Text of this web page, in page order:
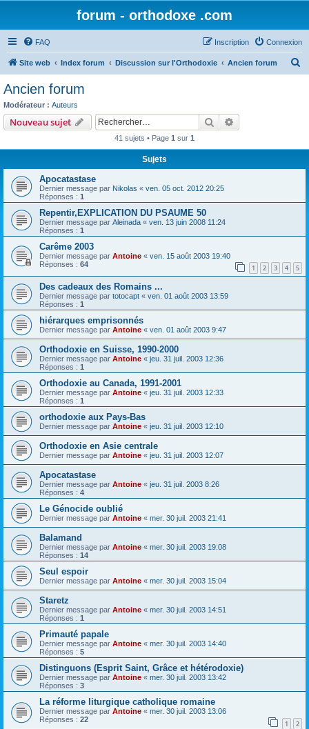
forum - orthodoxe .com
FAQ Connexion
Inscription
Site web Index forum Discussion sur l'Orthodoxie Ancien forum
Ancien forum
Modérateur : Auteurs
Nouveau sujet Rechercher
41 sujets • Page 1 sur 1
Sujets
Apocatastase
Dernier message par Nikolas « ven. 05 oct. 2012 20:25
Réponses : 1
Repentir,EXPLICATION DU PSAUME 50
Dernier message par Aleinada « ven. 13 juin 2008 11:24
Réponses : 1
Carême 2003
Dernier message par Antoine « ven. 15 août 2003 19:40
Réponses : 64 1 2 3 4 5
Des cadeaux des Romains ...
Dernier message par totocapt « ven. 01 août 2003 13:59
Réponses : 1
hiérarques emprisonnés
Dernier message par Antoine « ven. 01 août 2003 9:47
Orthodoxie en Suisse, 1990-2000
Dernier message par Antoine « jeu. 31 juil. 2003 12:36
Réponses : 1
Orthodoxie au Canada, 1991-2001
Dernier message par Antoine « jeu. 31 juil. 2003 12:33
Réponses : 1
orthodoxie aux Pays-Bas
Dernier message par Antoine « jeu. 31 juil. 2003 12:10
Orthodoxie en Asie centrale
Dernier message par Antoine « jeu. 31 juil. 2003 12:07
Apocatastase
Dernier message par Antoine « jeu. 31 juil. 2003 8:26
Réponses : 4
Le Génocide oublié
Dernier message par Antoine « mer. 30 juil. 2003 21:41
Balamand
Dernier message par Antoine « mer. 30 juil. 2003 19:08
Réponses : 14
Seul espoir
Dernier message par Antoine « mer. 30 juil. 2003 15:04
Staretz
Dernier message par Antoine « mer. 30 juil. 2003 14:51
Réponses : 1
Primauté papale
Dernier message par Antoine « mer. 30 juil. 2003 14:40
Réponses : 5
Distinguons (Esprit Saint, Grâce et hétérodoxie)
Dernier message par Antoine « mer. 30 juil. 2003 13:42
Réponses : 3
La réforme liturgique catholique romaine
Dernier message par Antoine « mer. 30 juil. 2003 13:06
Réponses : 22 1 2